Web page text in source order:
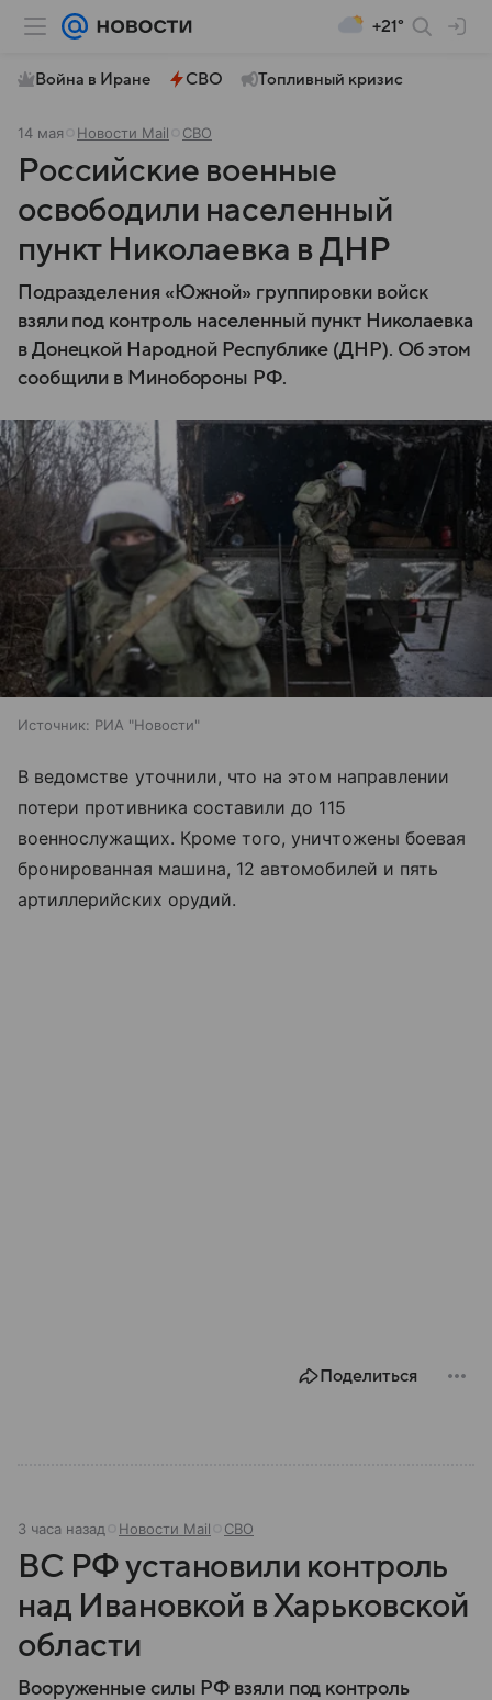
+21°
Война в Иране СВО Топливный кризис
14 мая Новости Mail СВО
Российские военные
освободили населенный
пункт Николаевка в ДНР
Подразделения «Южной» группировки войск
взяли под контроль населенный пункт Николаевка
в Донецкой Народной Республике (ДНР). Об этом
сообщили в Минобороны РФ.
Источник: РИА "Новости"
В ведомстве уточнили, что на этом направлении
потери противника составили до 115
военнослужащих. Кроме того, уничтожены боевая
бронированная машина, 12 автомобилей и пять
артиллерийских орудий.
Поделиться
3 часа назад Новости Mail СВО
ВС РФ установили контроль
над Ивановкой в Харьковской
области
Вооруженные силы РФ взяли под контроль